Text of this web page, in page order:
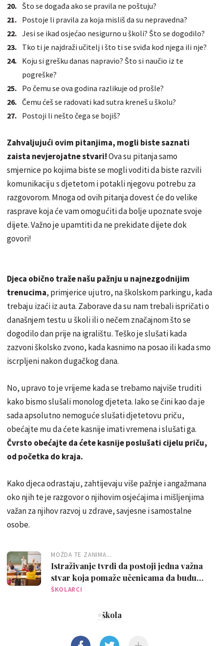
Što se događa ako se pravila ne poštuju?
Postoje li pravila za koja misliš da su nepravedna?
Jesi se ikad osjećao nesigurno u školi? Što se dogodilo?
Tko ti je najdraži učitelj i što ti se sviđa kod njega ili nje?
Koju si grešku danas napravio? Što si naučio iz te
pogreške?
Po čemu se ova godina razlikuje od prošle?
Čemu ćeš se radovati kad sutra kreneš u školu?
Postoji li nešto čega se bojiš?
Zahvaljujući ovim pitanjima, mogli biste saznati
zaista nevjerojatne stvari!Ova su pitanja samo
smjernice po kojima biste se mogli voditi da biste razvili
komunikaciju s djetetom i potakli njegovu potrebu za
razgovorom. Mnoga od ovih pitanja dovest će do velike
rasprave koja će vam omogućiti da bolje upoznate svoje
dijete. Važno je upamtiti da ne prekidate dijete dok
govori!
Djeca obično traže našu pažnju u najnezgodnijim
trenucima, primjerice ujutro, na školskom parkingu, kada
trebaju izaći iz auta. Zaborave da su nam trebali ispričati o
današnjem testu u školi ili o nečem značajnom što se
dogodilo dan prije na igralištu. Teško je slušati kada
zazvoni školsko zvono, kada kasnimo na posao ili kada smo
iscrpljeni nakon dugačkog dana.
No, upravo to je vrijeme kada se trebamo najviše truditi
kako bismo slušali monolog djeteta. Iako se čini kao da je
sada apsolutno nemoguće slušati djetetovu priču,
obećajte mu da ćete kasnije imati vremena i slušati ga.
Čvrsto obećajte da ćete kasnije poslušati cijelu priču,
od početka do kraja.
Kako djeca odrastaju, zahtijevaju više pažnje i angažmana
oko njih te je razgovor o njihovim osjećajima i mišljenjima
važan za njihov razvoj u zdrave, savjesne i samostalne
osobe.
MOŽDA TE ZANIMA...
Istraživanje tvrdi da postoji jedna važna
stvar koja pomaže učenicama da budu
uspješniji u školi
ŠKOLARCI
#škola